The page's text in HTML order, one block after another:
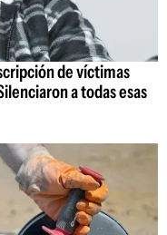
de víctimas
a todas esas